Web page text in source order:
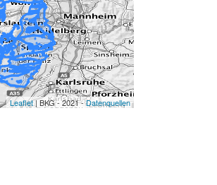
Leaflet| BKG - 2021 -Datenquellen